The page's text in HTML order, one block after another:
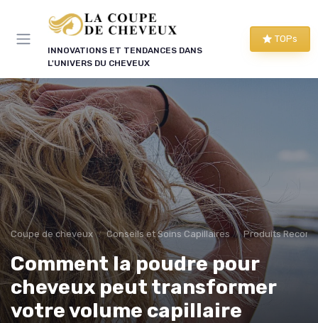
INNOVATIONS ET TENDANCES DANS
L'UNIVERS DU CHEVEUX
TOPs
Coupe de cheveux Conseils et Soins Capillaires Produits
Comment la poudre pour
cheveux peut transformer
votre volume capillaire